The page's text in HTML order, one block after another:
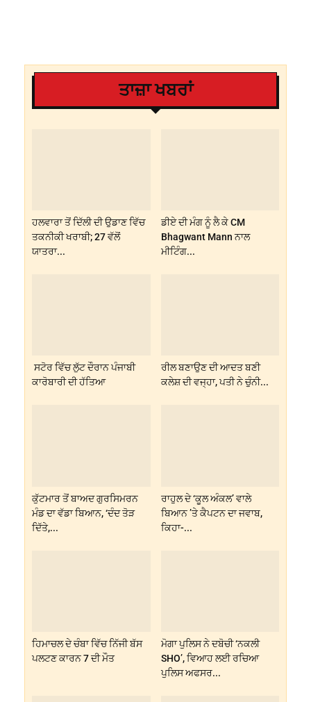
ਤਾਜ਼ਾ ਖਬਰਾਂ
ਹਲਵਾਰਾ ਤੋਂ ਦਿੱਲੀ ਦੀ ਉਡਾਣ ਵਿੱਚ
ਤਕਨੀਕੀ ਖਰਾਬੀ; 27 ਵੱਲੋਂ
ਯਾਤਰਾ...
ਡੀਏ ਦੀ ਮੰਗ ਨੂੰ ਲੈ ਕੇ CM
Bhagwant Mann ਨਾਲ
ਮੀਟਿੰਗ...
ਸਟੋਰ ਵਿੱਚ ਲੁੱਟ ਦੌਰਾਨ ਪੰਜਾਬੀ
ਕਾਰੋਬਾਰੀ ਦੀ ਹੱਤਿਆ
ਰੀਲ ਬਣਾਉਣ ਦੀ ਆਦਤ ਬਣੀ
ਕਲੇਸ਼ ਦੀ ਵਜ੍ਹਾ, ਪਤੀ ਨੇ ਚੁੰਨੀ...
ਕੁੱਟਮਾਰ ਤੋਂ ਬਾਅਦ ਗੁਰਸਿਮਰਨ
ਮੰਡ ਦਾ ਵੱਡਾ ਬਿਆਨ, ‘ਦੰਦ ਤੋੜ
ਦਿੱਤੇ,...
ਰਾਹੁਲ ਦੇ ‘ਕੂਲ ਅੰਕਲ’ ਵਾਲੇ
ਬਿਆਨ ’ਤੇ ਕੈਪਟਨ ਦਾ ਜਵਾਬ,
ਕਿਹਾ-...
ਹਿਮਾਚਲ ਦੇ ਚੰਬਾ ਵਿੱਚ ਨਿੱਜੀ ਬੱਸ
ਪਲਟਣ ਕਾਰਨ 7 ਦੀ ਮੌਤ
ਮੋਗਾ ਪੁਲਿਸ ਨੇ ਦਬੋਚੀ ‘ਨਕਲੀ
SHO’, ਵਿਆਹ ਲਈ ਰਚਿਆ
ਪੁਲਿਸ ਅਫਸਰ...